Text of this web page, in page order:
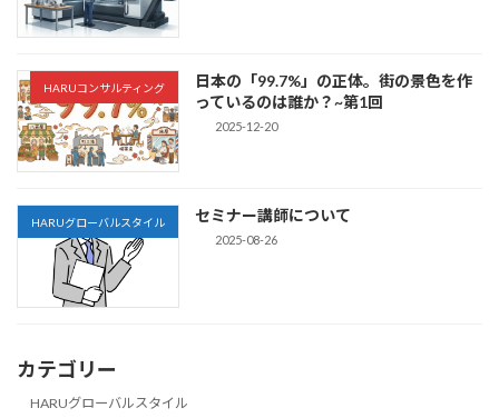
HARUコンサルティング
日本の「99.7%」の正体。街の景色を作
っているのは誰か？~第1回
2025-12-20
HARUグローバルスタイル セミナー講師について
2025-08-26
カテゴリー
HARUグローバルスタイル